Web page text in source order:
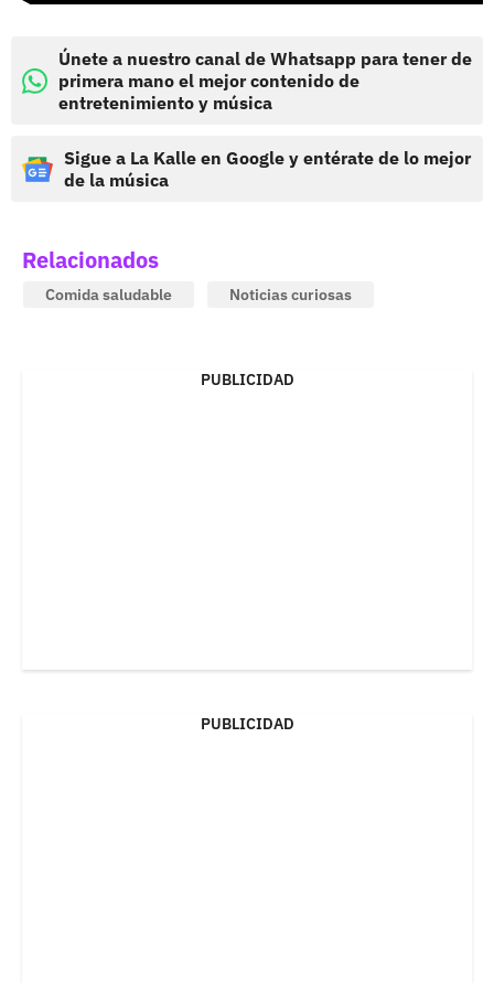
Únete a nuestro canal de Whatsapp para tener de
primera mano el mejor contenido de
entretenimiento y música
Sigue a La Kalle en Google y entérate de lo mejor
de la música
Relacionados
Comida saludable Noticias curiosas
PUBLICIDAD
PUBLICIDAD